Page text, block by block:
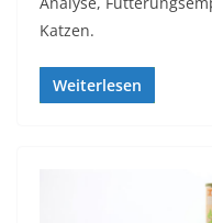
Katzen.
Weiterlesen